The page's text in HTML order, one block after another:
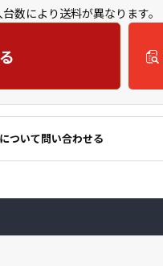
により送料が異なります。
ついて問い合わせる